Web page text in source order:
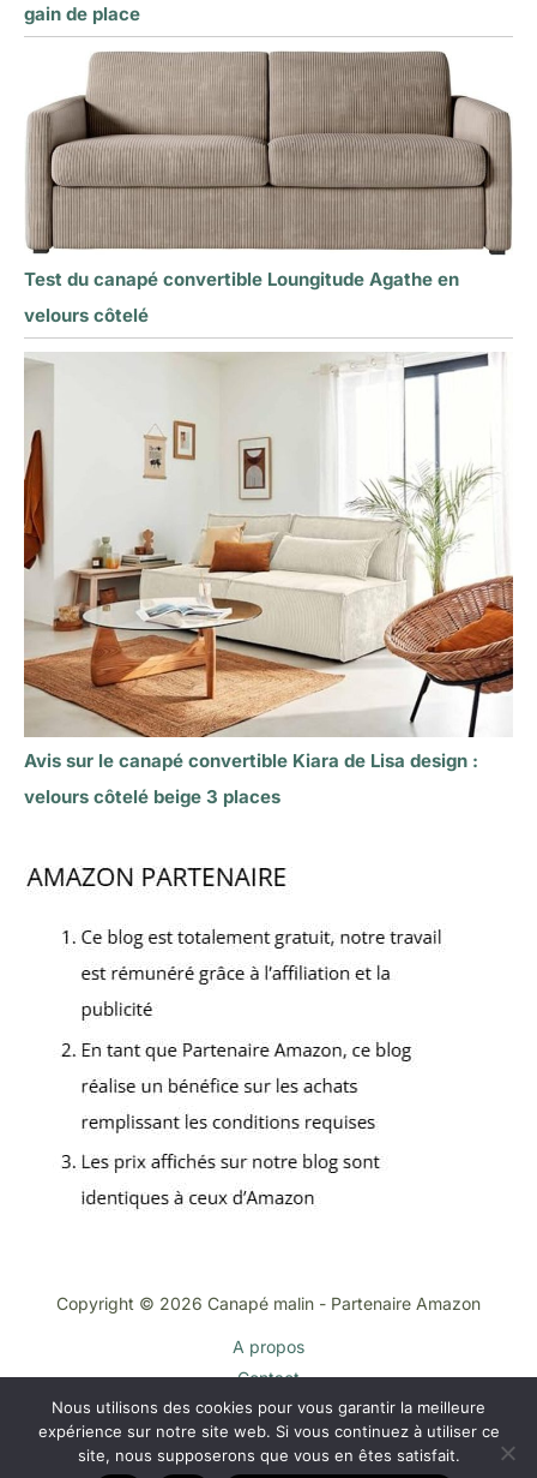
gain de place
Test du canapé convertible Loungitude Agathe en
velours côtelé
Avis sur le canapé convertible Kiara de Lisa design :
velours côtelé beige 3 places
Copyright © 2026 Canapé malin - Partenaire Amazon
A propos
Contact
Plan du site
Mentions légales
Politique de confidentialité
Nous utilisons des cookies pour vous garantir la meilleure
expérience sur notre site web. Si vous continuez à utiliser ce
site, nous supposerons que vous en êtes satisfait.